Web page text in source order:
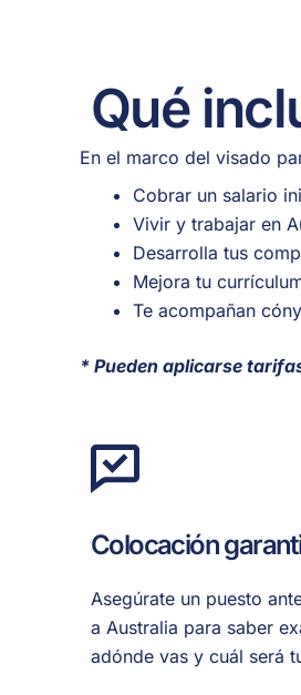
Qué
En el marco del visado
Cobrar un salario
Vivir y trabajar en
Desarrolla tus
Mejora tu
Te acompañan
* Pueden aplicarse
Colocación
Asegúrate un puesto
a Australia para saber
adónde vas y cuál será